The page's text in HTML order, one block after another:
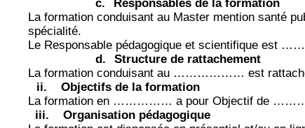
c.
Responsables de la formation
La formation conduisant au Master mention santé
spécialité.
Le Responsable pédagogique et scientifique
d.
Structure de rattachement
La formation conduisant au ……………… est
ii.
Objectifs de la formation
La formation en …………… a pour Objectif de
iii.
Organisation pédagogique